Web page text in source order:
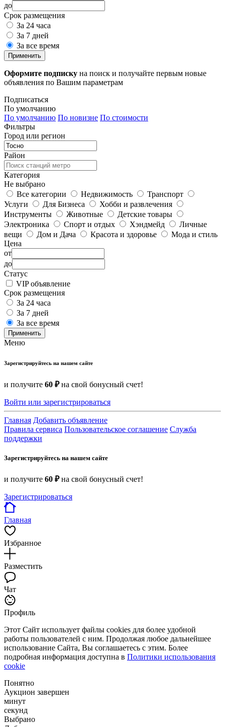
до
Срок размещения
За 24 часа
За 7 дней
За все время
Применить
Оформите подписку на поиск и получайте первым новые
объявления по Вашим параметрам
Подписаться
По умолчанию
По умолчанию По новизне По стоимости
Фильтры
Город или регион
Район
Категория
Не выбрано
Все категории
Недвижимость
Транспорт
Услуги
Для Бизнеса
Хобби и развлечения
Инструменты
Животные
Детские товары
Электроника
Спорт и отдых Хэндмейд
Личные
вещи
Дом и Дача Красота и здоровье
Мода и стиль
Цена
от
до
Статус
VIP объявление
Срок размещения
За 24 часа
За 7 дней
За все время
Применить
Меню
Зарегистрируйтесь на нашем сайте
и получите 60 ₽на свой бонусный счет!
Войти или зарегистрироваться
Главная Добавить объявление
Правила сервиса Пользовательское соглашение Служба
поддержки
Зарегистрируйтесь на нашем сайте
и получите 60 ₽на свой бонусный счет!
Зарегистрироваться
Главная
Избранное
Разместить
Чат
Профиль
Этот Сайт использует файлы cookies для более удобной
работы пользователей с ним. Продолжая любое дальнейшее
использование Сайта, Вы соглашаетесь с этим. Более
подробная информация доступна в Политики использования
cookie
Понятно
Аукцион завершен
минут
секунд
Выбрано